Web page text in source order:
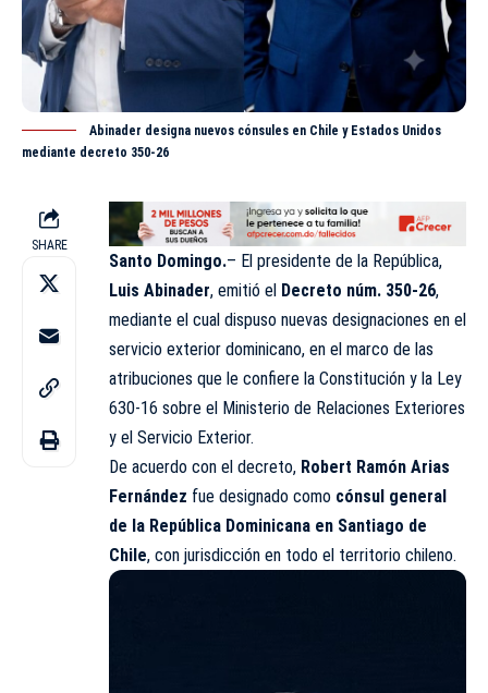
Abinader designa nuevos cónsules en Chile y Estados Unidos
mediante decreto 350-26
SHARE
Santo Domingo.– El presidente de la República,
Luis Abinader, emitió el Decreto núm. 350-26,
mediante el cual dispuso nuevas designaciones en el
servicio exterior dominicano, en el marco de las
atribuciones que le confiere la Constitución y la Ley
630-16 sobre el Ministerio de Relaciones Exteriores
y el Servicio Exterior.
De acuerdo con el decreto, Robert Ramón Arias
Fernández fue designado como cónsul general
de la República Dominicana en Santiago de
Chile, con jurisdicción en todo el territorio chileno.